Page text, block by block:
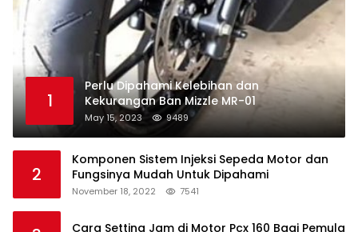
1
Perlu Dipahami Kelebihan dan
Kekurangan Ban Mizzle MR-01
May 15, 2023 9489
2
Komponen Sistem Injeksi Sepeda Motor dan
Fungsinya Mudah Untuk Dipahami
November 18, 2022 7541
Cara Setting Jam di Motor Pcx 160 Bagi Pemula